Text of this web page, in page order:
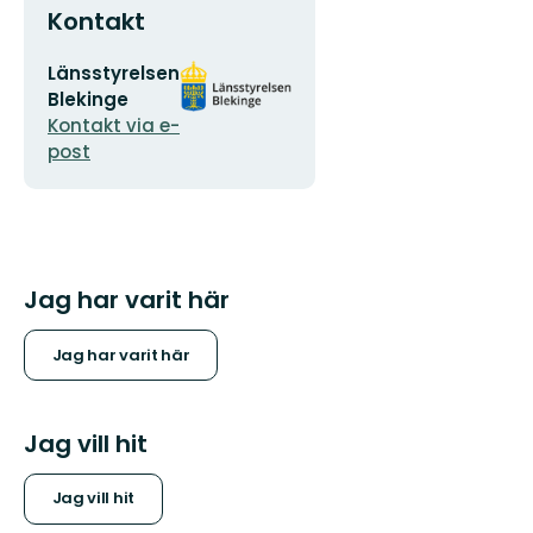
Kontakt
E-
postadress
Länsstyrelsen
Blekinge
Kontakt via e-
post
Organisationens
logotyp
Jag har varit här
Jag har varit här
Jag vill hit
Jag vill hit